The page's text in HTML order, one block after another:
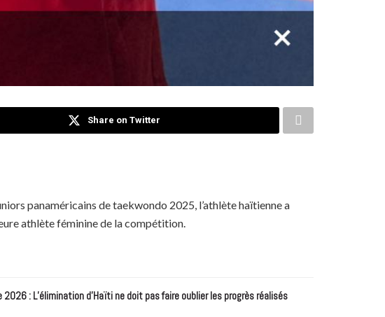
Share on Twitter
panaméricains de taekwondo 2025, l’athlète haïtienne a
athlète féminine de la compétition.
2026 : L’élimination d’Haïti ne doit pas faire oublier les progrès réalisés